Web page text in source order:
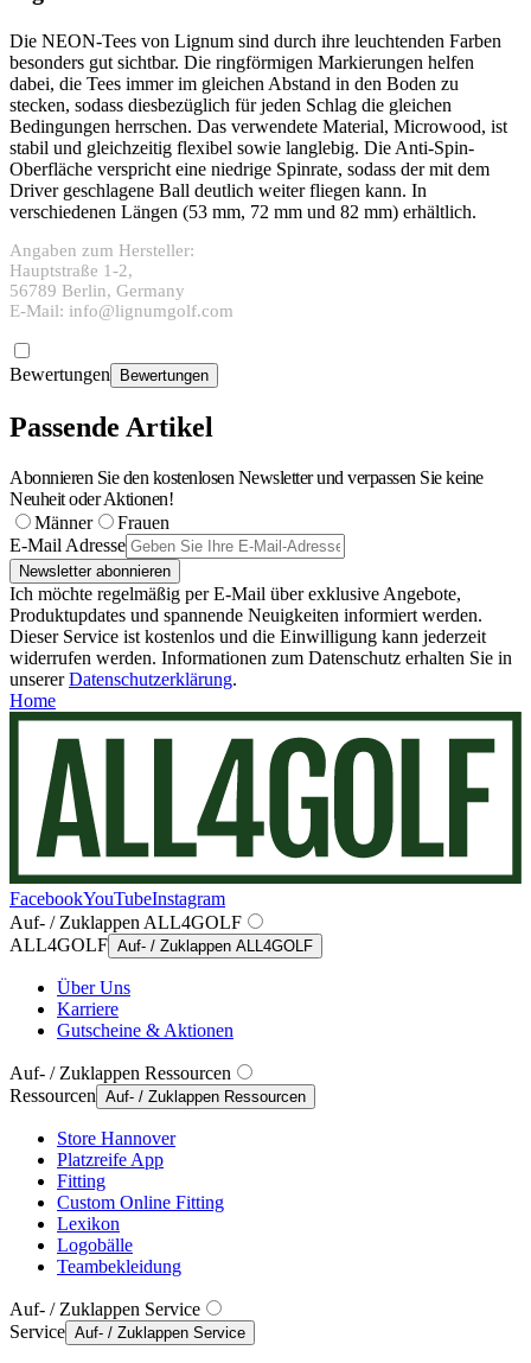
Die NEON-Tees von Lignum sind durch ihre leuchtenden Farben
besonders gut sichtbar. Die ringförmigen Markierungen helfen
dabei, die Tees immer im gleichen Abstand in den Boden zu
stecken, sodass diesbezüglich für jeden Schlag die gleichen
Bedingungen herrschen. Das verwendete Material, Microwood, ist
stabil und gleichzeitig flexibel sowie langlebig. Die Anti-Spin-
Oberfläche verspricht eine niedrige Spinrate, sodass der mit dem
Driver geschlagene Ball deutlich weiter fliegen kann. In
verschiedenen Längen (53 mm, 72 mm und 82 mm) erhältlich.
Angaben zum Hersteller:
Hauptstraße 1-2,
56789 Berlin, Germany
E-Mail: info@lignumgolf.com
Bewertungen Bewertungen
Passende Artikel
Abonnieren Sie den kostenlosen Newsletter und verpassen Sie keine
Neuheit oder Aktionen!
Männer
Frauen
E-Mail Adresse
Newsletter abonnieren
Ich möchte regelmäßig per E-Mail über exklusive Angebote,
Produktupdates und spannende Neuigkeiten informiert werden.
Dieser Service ist kostenlos und die Einwilligung kann jederzeit
widerrufen werden. Informationen zum Datenschutz erhalten Sie in
unsererDatenschutzerklärung.
Home
FacebookYouTubeInstagram
Auf- / Zuklappen ALL4GOLF
ALL4GOLF Auf- / Zuklappen ALL4GOLF
Über Uns
Karriere
Gutscheine & Aktionen
Auf- / Zuklappen Ressourcen
Ressourcen Auf- / Zuklappen Ressourcen
Store Hannover
Platzreife App
Fitting
Custom Online Fitting
Lexikon
Logobälle
Teambekleidung
Auf- / Zuklappen Service
Service Auf- / Zuklappen Service